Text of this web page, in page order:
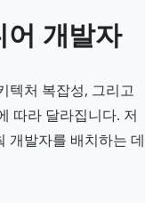
개발자
텍처 복잡성, 그리고
따라 달라집니다. 저
개발자를 배치하는 데